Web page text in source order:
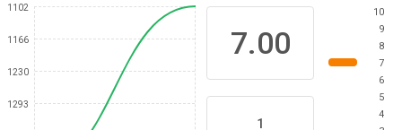
1102
1166
1230
1293
7.00
1
10
9
8
7
6
5
4